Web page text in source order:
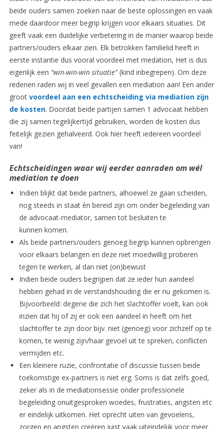
beide ouders samen zoeken naar de beste oplossingen en vaak
mede daardoor meer begrip krijgen voor elkaars situaties. Dit
geeft vaak een duidelijke verbetering in de manier waarop beide
partners/ouders elkaar zien. Elk betrokken familielid heeft in
eerste instantie dus vooral voordeel met medation, Het is dus
eigenlijk een “win-win-win situatie”(kind inbegrepen). Om deze
redenen raden wij in veel gevallen een mediation aan! Een ander
grootvoordeel aan een echtscheiding via mediation zijn
de kosten. Doordat beide partijen samen 1 advocaat hebben
die zij samen tegelijkertijd gebruiken, worden de kosten dus
feitelijk gezien gehalveerd. Ook hier heeft iedereen voordeel
van!
Echtscheidingen waar wij eerder aanraden om wél
mediation te doen
Indien blijkt dat beide partners, alhoewel ze gaan scheiden,
nog steeds in staat én bereid zijn om onder begeleiding van
de advocaat-mediator, samen tot besluiten te
kunnen komen.
Als beide partners/ouders genoeg begrip kunnen opbrengen
voor elkaars belangen en deze niet moedwillig proberen
tegen te werken, al dan niet (on)bewust
Indien beide ouders begrijpen dat ze ieder hun aandeel
hebben gehad in de verstandshouding die er nu gekomen is.
Bijvoorbeeld: degene die zich het slachtoffer voelt, kan ook
inzien dat hij of zij er ook een aandeel in heeft om het
slachtoffer te zijn door bijv. niet (genoeg) voor zichzelf op te
komen, te weinig zijn/haar gevoel uit te spreken, conflicten
vermijden etc.
Een kleinere ruzie, confrontatie of discussie tussen beide
toekomstige ex-partners is niet erg. Soms is dat zelfs goed,
zeker als in de mediationsessie onder professionele
begeleiding onuitgesproken woedes, frustraties, angsten etc
er eindelijk uitkomen. Het oprecht uiten van gevoelens,
zorgen en angsten creëren juist vaak uiteindelijk voor meer